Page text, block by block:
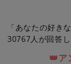
「あなたの好き
30767人が回答し
👑ア